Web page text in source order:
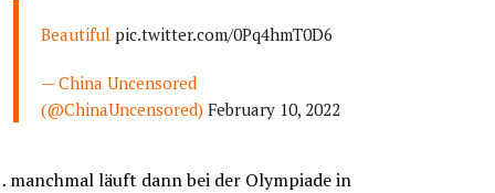
Beautifulpic.twitter.com/0Pq4hmT0D6
— China Uncensored
(@ChinaUncensored)February 10, 2022
manchmal läuft dann bei der Olympiade in